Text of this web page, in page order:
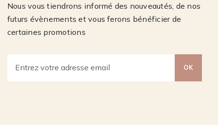
Nous vous tiendrons informé des nouveautés, de nos
futurs évènements et vous ferons bénéficier de
certaines promotions
OK